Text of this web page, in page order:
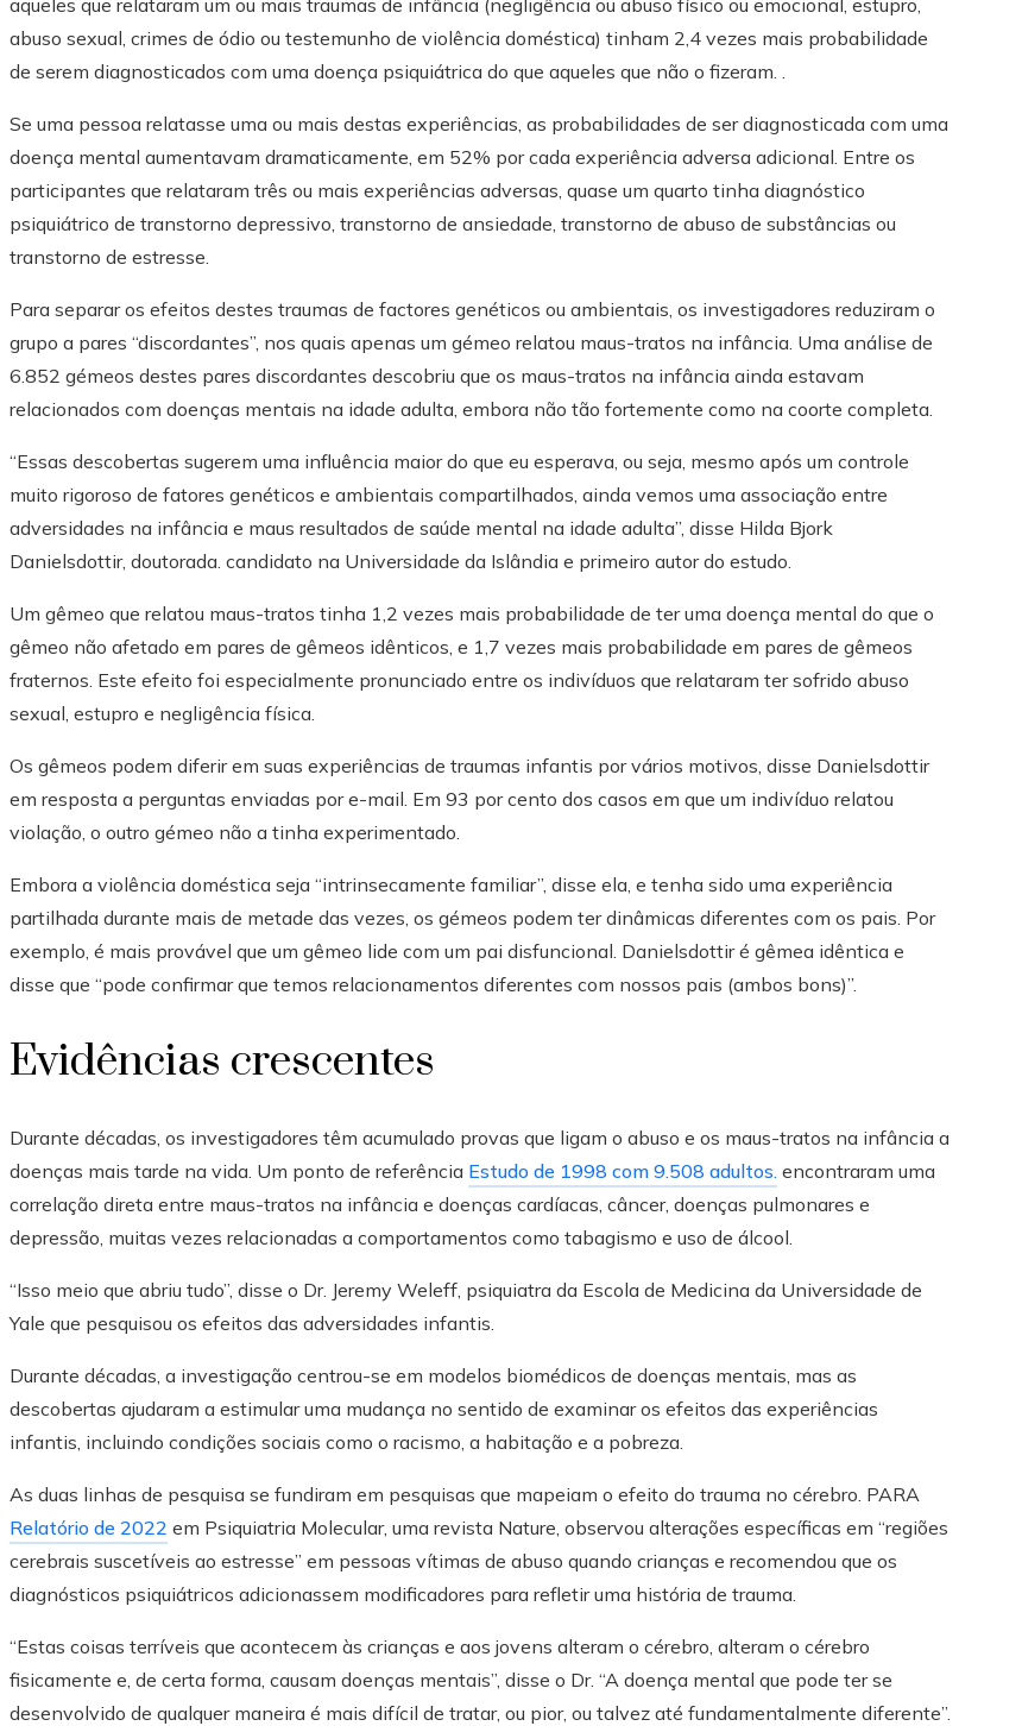
aqueles que relataram um ou mais traumas de infância (negligência ou abuso físico ou emocional, estupro,
abuso sexual, crimes de ódio ou testemunho de violência doméstica) tinham 2,4 vezes mais probabilidade
de serem diagnosticados com uma doença psiquiátrica do que aqueles que não o fizeram. .
Se uma pessoa relatasse uma ou mais destas experiências, as probabilidades de ser diagnosticada com uma
doença mental aumentavam dramaticamente, em 52% por cada experiência adversa adicional. Entre os
participantes que relataram três ou mais experiências adversas, quase um quarto tinha diagnóstico
psiquiátrico de transtorno depressivo, transtorno de ansiedade, transtorno de abuso de substâncias ou
transtorno de estresse.
Para separar os efeitos destes traumas de factores genéticos ou ambientais, os investigadores reduziram o
grupo a pares “discordantes”, nos quais apenas um gémeo relatou maus-tratos na infância. Uma análise de
6.852 gémeos destes pares discordantes descobriu que os maus-tratos na infância ainda estavam
relacionados com doenças mentais na idade adulta, embora não tão fortemente como na coorte completa.
“Essas descobertas sugerem uma influência maior do que eu esperava, ou seja, mesmo após um controle
muito rigoroso de fatores genéticos e ambientais compartilhados, ainda vemos uma associação entre
adversidades na infância e maus resultados de saúde mental na idade adulta”, disse Hilda Bjork
Danielsdottir, doutorada. candidato na Universidade da Islândia e primeiro autor do estudo.
Um gêmeo que relatou maus-tratos tinha 1,2 vezes mais probabilidade de ter uma doença mental do que o
gêmeo não afetado em pares de gêmeos idênticos, e 1,7 vezes mais probabilidade em pares de gêmeos
fraternos. Este efeito foi especialmente pronunciado entre os indivíduos que relataram ter sofrido abuso
sexual, estupro e negligência física.
Os gêmeos podem diferir em suas experiências de traumas infantis por vários motivos, disse Danielsdottir
em resposta a perguntas enviadas por e-mail. Em 93 por cento dos casos em que um indivíduo relatou
violação, o outro gémeo não a tinha experimentado.
Embora a violência doméstica seja “intrinsecamente familiar”, disse ela, e tenha sido uma experiência
partilhada durante mais de metade das vezes, os gémeos podem ter dinâmicas diferentes com os pais. Por
exemplo, é mais provável que um gêmeo lide com um pai disfuncional. Danielsdottir é gêmea idêntica e
disse que “pode confirmar que temos relacionamentos diferentes com nossos pais (ambos bons)”.
Evidências crescentes
Durante décadas, os investigadores têm acumulado provas que ligam o abuso e os maus-tratos na infância a
doenças mais tarde na vida. Um ponto de referência Estudo de 1998 com 9.508 adultos. encontraram uma
correlação direta entre maus-tratos na infância e doenças cardíacas, câncer, doenças pulmonares e
depressão, muitas vezes relacionadas a comportamentos como tabagismo e uso de álcool.
“Isso meio que abriu tudo”, disse o Dr. Jeremy Weleff, psiquiatra da Escola de Medicina da Universidade de
Yale que pesquisou os efeitos das adversidades infantis.
Durante décadas, a investigação centrou-se em modelos biomédicos de doenças mentais, mas as
descobertas ajudaram a estimular uma mudança no sentido de examinar os efeitos das experiências
infantis, incluindo condições sociais como o racismo, a habitação e a pobreza.
As duas linhas de pesquisa se fundiram em pesquisas que mapeiam o efeito do trauma no cérebro. PARA
Relatório de 2022 em Psiquiatria Molecular, uma revista Nature, observou alterações específicas em “regiões
cerebrais suscetíveis ao estresse” em pessoas vítimas de abuso quando crianças e recomendou que os
diagnósticos psiquiátricos adicionassem modificadores para refletir uma história de trauma.
“Estas coisas terríveis que acontecem às crianças e aos jovens alteram o cérebro, alteram o cérebro
fisicamente e, de certa forma, causam doenças mentais”, disse o Dr. “A doença mental que pode ter se
desenvolvido de qualquer maneira é mais difícil de tratar, ou pior, ou talvez até fundamentalmente diferente”.